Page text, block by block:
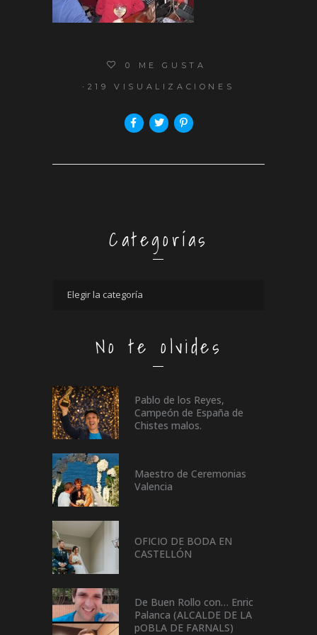
0 ME GUSTA
219 VISUALIZACIONES
Categorías
No te olvides
Pablo de los Reyes,
Campeón de España de
Chistes malos.
Maestro de Ceremonias
Valencia
OFICIO DE BODA EN
CASTELLÓN
De Buen Rollo con… Enric
Palanca (ALCALDE DE LA
pOBLA DE FARNALS)